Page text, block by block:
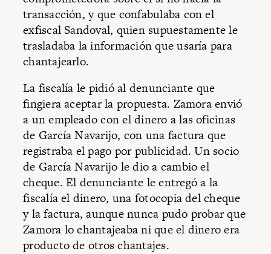
transacción, y que confabulaba con el
exfiscal Sandoval, quien supuestamente le
trasladaba la información que usaría para
chantajearlo.
La fiscalía le pidió al denunciante que
fingiera aceptar la propuesta. Zamora envió
a un empleado con el dinero a las oficinas
de García Navarijo, con una factura que
registraba el pago por publicidad. Un socio
de García Navarijo le dio a cambio el
cheque. El denunciante le entregó a la
fiscalía el dinero, una fotocopia del cheque
y la factura, aunque nunca pudo probar que
Zamora lo chantajeaba ni que el dinero era
producto de otros chantajes.